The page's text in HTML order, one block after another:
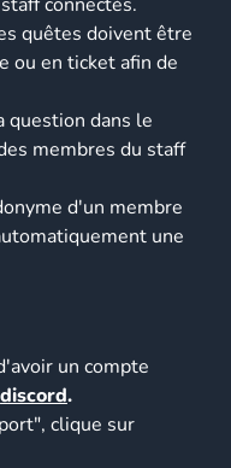
quêtes doivent être
ou en ticket afin de
question dans le
membres du staff
d'un membre
une
un compte
discord.
clique sur